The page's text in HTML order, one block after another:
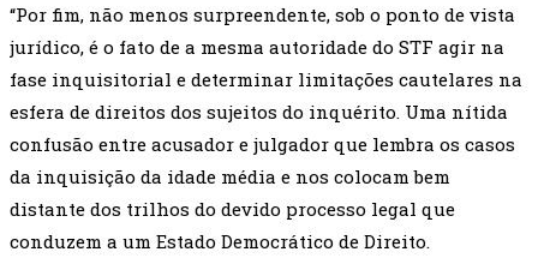
“Por fim, não menos surpreendente, sob o ponto de vista
jurídico, é o fato de a mesma autoridade do STF agir na
fase inquisitorial e determinar limitações cautelares na
esfera de direitos dos sujeitos do inquérito. Uma nítida
confusão entre acusador e julgador que lembra os casos
da inquisição da idade média e nos colocam bem
distante dos trilhos do devido processo legal que
conduzem a um Estado Democrático de Direito.